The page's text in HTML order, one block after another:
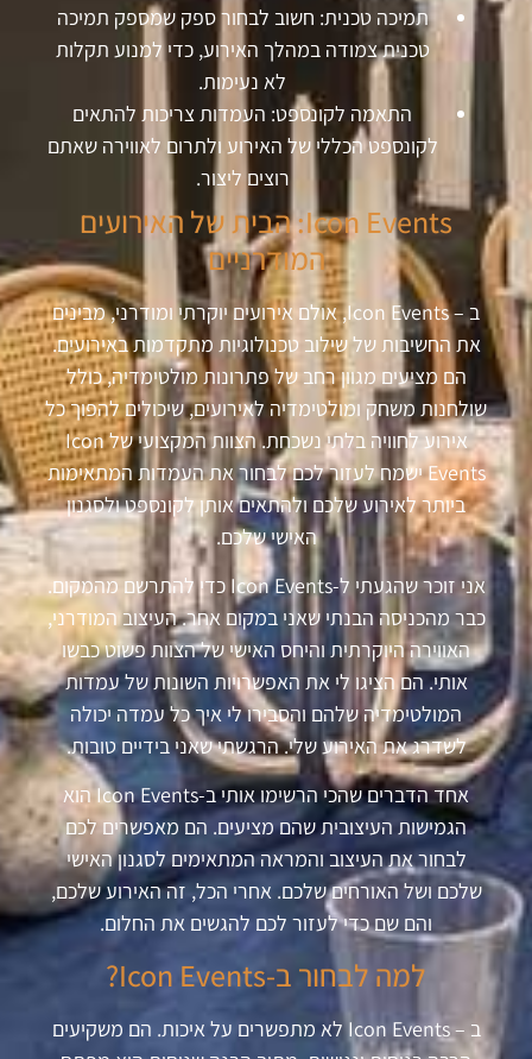
תמיכה טכנית: חשוב לבחור ספק שמספק תמיכה
טכנית צמודה במהלך האירוע, כדי למנוע תקלות
לא נעימות.
התאמה לקונספט: העמדות צריכות להתאים
לקונספט הכללי של האירוע ולתרום לאווירה שאתם
רוצים ליצור.
Icon Events: הבית של האירועים
המודרניים
ב – Icon Events, אולם אירועים יוקרתי ומודרני, מבינים
את החשיבות של שילוב טכנולוגיות מתקדמות באירועים.
הם מציעים מגוון רחב של פתרונות מולטימדיה, כולל
שולחנות משחק ומולטימדיה לאירועים, שיכולים להפוך כל
אירוע לחוויה בלתי נשכחת. הצוות המקצועי של Icon
Events ישמח לעזור לכם לבחור את העמדות המתאימות
ביותר לאירוע שלכם ולהתאים אותן לקונספט ולסגנון
האישי שלכם.
אני זוכר שהגעתי ל-Icon Events כדי להתרשם מהמקום.
כבר מהכניסה הבנתי שאני במקום אחר. העיצוב המודרני,
האווירה היוקרתית והיחס האישי של הצוות פשוט כבשו
אותי. הם הציגו לי את האפשרויות השונות של עמדות
המולטימדיה שלהם והסבירו לי איך כל עמדה יכולה
לשדרג את האירוע שלי. הרגשתי שאני בידיים טובות.
אחד הדברים שהכי הרשימו אותי ב-Icon Events הוא
הגמישות העיצובית שהם מציעים. הם מאפשרים לכם
לבחור את העיצוב והמראה המתאימים לסגנון האישי
שלכם ושל האורחים שלכם. אחרי הכל, זה האירוע שלכם,
והם שם כדי לעזור לכם להגשים את החלום.
למה לבחור ב-Icon Events?
ב – Icon Events לא מתפשרים על איכות. הם משקיעים